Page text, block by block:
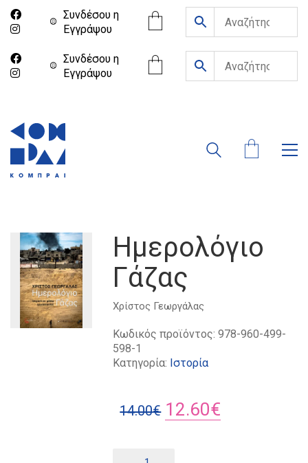
Συνδέσου η
Eγγράψου
Συνδέσου η
Eγγράψου
Ημερολόγιο
Γάζας
Χρίστος Γεωργάλας
Κωδικός προϊόντος:978-960-499-
598-1
Κατηγορία: Ιστορία
14.00€ Original
12.60€